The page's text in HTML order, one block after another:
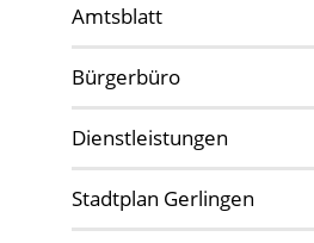
Amtsblatt
Bürgerbüro
Dienstleistungen
Stadtplan Gerlingen